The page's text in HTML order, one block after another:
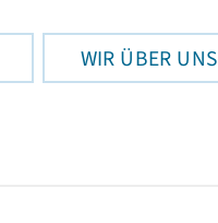
WIR ÜBER UNS